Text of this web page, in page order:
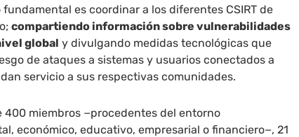
es coordinar a los diferentes CSIRT de
compartiendo información sobre vulnerabilidades
global y divulgando medidas tecnológicas que
de ataques a sistemas y usuarios conectados a
servicio a sus respectivas comunidades.
400 miembros −procedentes del entorno
económico, educativo, empresarial o financiero−, 21